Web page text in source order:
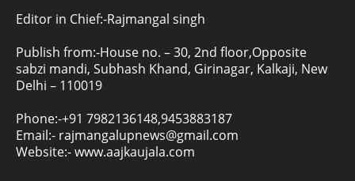
Editor in Chief:-Rajmangal singh
Publish from:-House no. – 30, 2nd floor,Opposite
sabzi mandi, Subhash Khand, Girinagar, Kalkaji, New
Delhi – 110019
Phone:-+91 7982136148,9453883187
Email:- rajmangalupnews@gmail.com
Website:-www.aajkaujala.com